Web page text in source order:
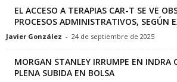
EL ACCESO A TERAPIAS CAR-T SE VE
PROCESOS ADMINISTRATIVOS, SEGÚN
Javier González - 24 de septiembre de 2025
MORGAN STANLEY IRRUMPE EN INDRA
PLENA SUBIDA EN BOLSA